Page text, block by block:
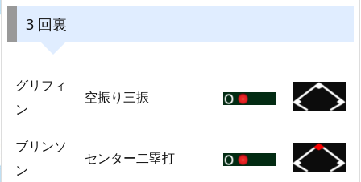
3 回裏
グリフィ
ン
空振り三振
ブリンソ
ン
センター二塁打